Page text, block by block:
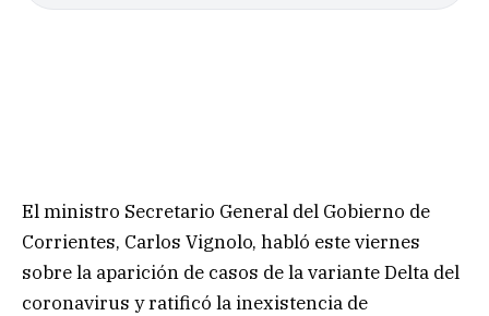
El ministro Secretario General del Gobierno de
Corrientes, Carlos Vignolo, habló este viernes
sobre la aparición de casos de la variante Delta del
coronavirus y ratificó la inexistencia de